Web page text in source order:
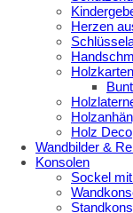
Herzen
Holzkarten
Holz Deco
Wandbilder &
Konsolen
Sockel